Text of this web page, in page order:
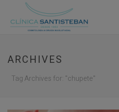
ARCHIVES
Tag Archives for: "chupete"